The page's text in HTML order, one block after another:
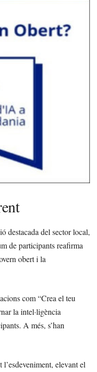
destacada del sector local,
de participants reafirma
obert i la
com “Crea el teu
la intel·ligència
A més, s’han
l’esdeveniment, elevant el